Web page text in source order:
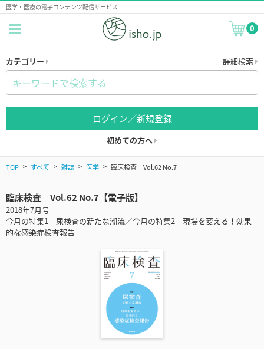
医学・医療の電子コンテンツ配信サービス
0
カテゴリー 詳細検索
ログイン／新規登録
初めての方へ
TOP すべて 雑誌 医学 臨床検査 Vol.62 No.7
臨床検査 Vol.62 No.7【電子版】
2018年7月号
今月の特集1 尿検査の新たな潮流／今月の特集2 現場を変える！効果
的な感染症検査報告